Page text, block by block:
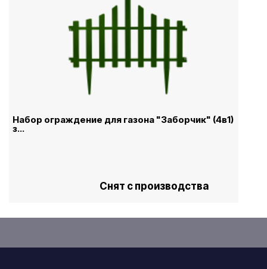
Набор ограждение для газона "Заборчик" (4в1)
з...
Снят с производства